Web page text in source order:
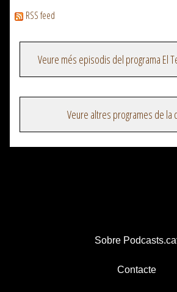
RSS feed
Veure més episodis del programa El
Veure altres programes de la
Sobre
Contacte